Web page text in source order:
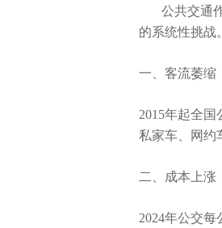
公共交通
的系统性挑战。
一、客流萎缩
2015年起全国
私家车、网约
二、成本上涨
2024年公交